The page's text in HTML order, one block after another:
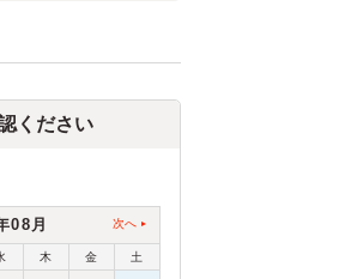
ください
08月 次へ
木 金 土